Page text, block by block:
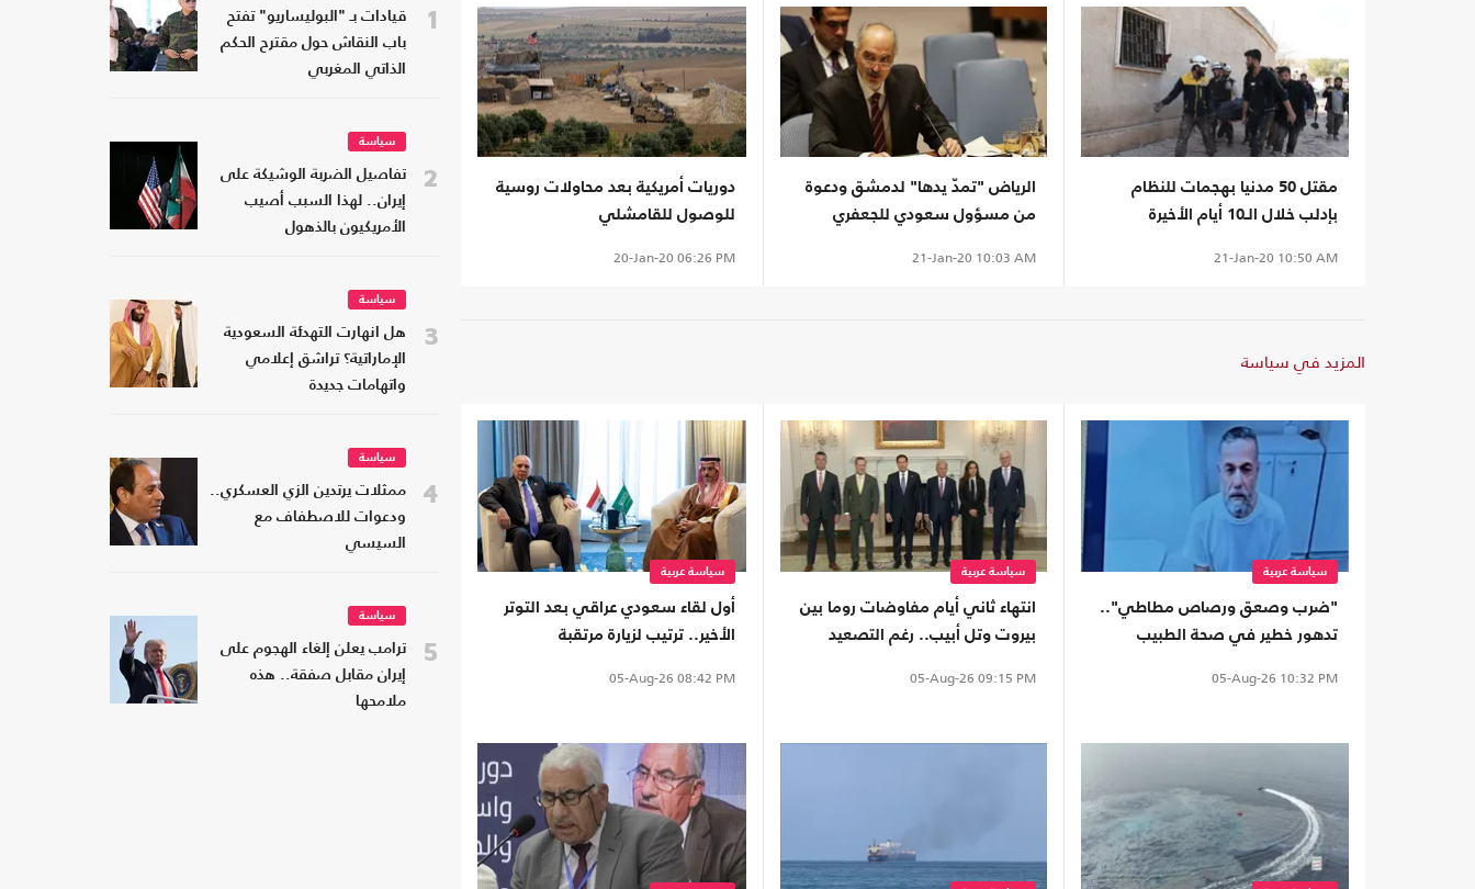
مقتل 50 مدنيا بهجمات للنظام
بإدلب خلال الـ10 أيام الأخيرة
21-Jan-20 10:50 AM
الرياض "تمدّ يدها" لدمشق ودعوة
من مسؤول سعودي للجعفري
21-Jan-20 10:03 AM
دوريات أمريكية بعد محاولات روسية
للوصول للقامشلي
20-Jan-20 06:26 PM
المزيد في سياسة
سياسة عربية
"ضرب وصعق ورصاص مطاطي"..
تدهور خطير في صحة الطبيب
05-Aug-26 10:32 PM
سياسة عربية
انتهاء ثاني أيام مفاوضات روما بين
بيروت وتل أبيب.. رغم التصعيد
05-Aug-26 09:15 PM
سياسة عربية
أول لقاء سعودي عراقي بعد التوتر
الأخير.. ترتيب لزيارة مرتقبة
05-Aug-26 08:42 PM
1
قيادات بـ "البوليساريو" تفتح
باب النقاش حول مقترح الحكم
الذاتي المغربي
2
سياسة
تفاصيل الضربة الوشيكة على
إيران.. لهذا السبب أصيب
الأمريكيون بالذهول
3
سياسة
هل انهارت التهدئة السعودية
الإماراتية؟ تراشق إعلامي
واتهامات جديدة
4
سياسة
ممثلات يرتدين الزي العسكري..
ودعوات للاصطفاف مع
السيسي
5
سياسة
ترامب يعلن إلغاء الهجوم على
إيران مقابل صفقة.. هذه
ملامحها